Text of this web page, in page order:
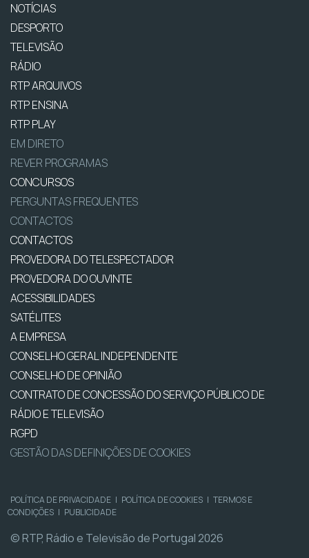
NOTÍCIAS
DESPORTO
TELEVISÃO
RÁDIO
RTP ARQUIVOS
RTP ENSINA
RTP PLAY
EM DIRETO
REVER PROGRAMAS
CONCURSOS
PERGUNTAS FREQUENTES
CONTACTOS
CONTACTOS
PROVEDORA DO TELESPECTADOR
PROVEDORA DO OUVINTE
ACESSIBILIDADES
SATÉLITES
A EMPRESA
CONSELHO GERAL INDEPENDENTE
CONSELHO DE OPINIÃO
CONTRATO DE CONCESSÃO DO SERVIÇO PÚBLICO DE
RÁDIO E TELEVISÃO
RGPD
GESTÃO DAS DEFINIÇÕES DE COOKIES
POLÍTICA DE PRIVACIDADE | POLÍTICA DE COOKIES | TERMOS E
CONDIÇÕES | PUBLICIDADE
© RTP, Rádio e Televisão de Portugal 2026